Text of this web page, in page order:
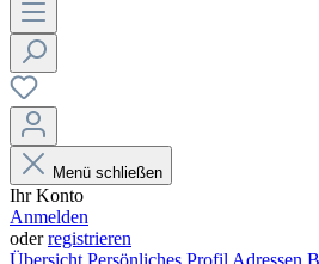
Menü schließen
Ihr Konto
Anmelden
oderregistrieren
Übersicht Persönliches Profil Adressen